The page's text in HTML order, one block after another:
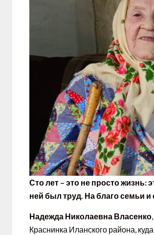
Сто лет – это не просто жизнь:
ней был труд. На благо семьи
Надежда Николаевна Власенко
Краснинка Иланского района,